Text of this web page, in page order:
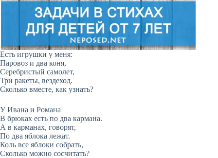
Есть игрушки у меня:
Паровоз и два коня,
Серебристый самолет,
Три ракеты, вездеход.
Сколько вместе, как узнать?
У Ивана и Романа
В брюках есть по два кармана.
А в карманах, говорят,
По два яблока лежат.
Коль все яблоки собрать,
Сколько можно сосчитать?